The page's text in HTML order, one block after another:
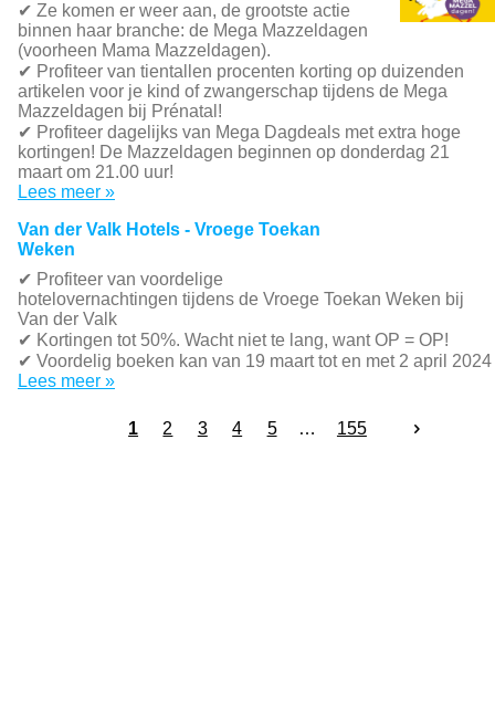
✔ Ze komen er weer aan, de grootste actie
binnen haar branche: de Mega Mazzeldagen
(voorheen Mama Mazzeldagen).
✔ Profiteer van tientallen procenten korting op duizenden
artikelen voor je kind of zwangerschap tijdens de Mega
Mazzeldagen bij Prénatal!
✔ Profiteer dagelijks van Mega Dagdeals met extra hoge
kortingen! De Mazzeldagen beginnen op donderdag 21
maart om 21.00 uur!
Lees meer »
Van der Valk Hotels - Vroege Toekan
Weken
✔ Profiteer van voordelige
hotelovernachtingen tijdens de Vroege Toekan Weken bij
Van der Valk
✔ Kortingen tot 50%. Wacht niet te lang, want OP = OP!
✔ Voordelig boeken kan van 19 maart tot en met 2 april 2024
Lees meer »
1 2 3 4 5 155